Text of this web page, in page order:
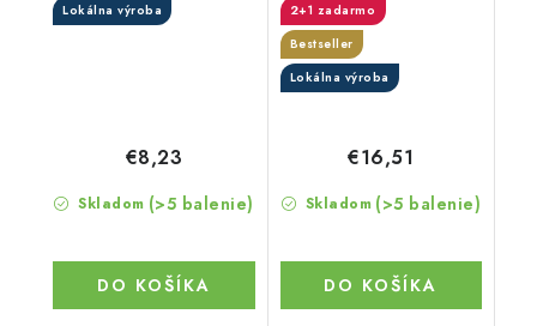
Lokálna výroba
Skladom (>5 balenie)
€8,23
DO KOŠÍKA
2+1 zadarmo
Bestseller
Lokálna výroba
Skladom (>5 balenie)
€16,51
DO KOŠÍKA